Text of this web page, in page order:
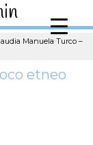
Manuela Turco –
etneo